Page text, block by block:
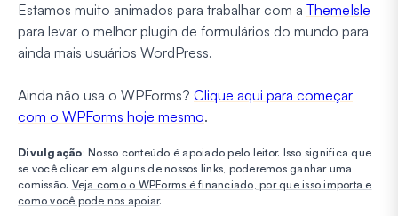
Estamos muito animados para trabalhar com a ThemeIsle
para levar o melhor plugin de formulários do mundo para
ainda mais usuários WordPress.
Ainda não usa o WPForms? Clique aqui para começar
com o WPForms hoje mesmo.
Divulgação: Nosso conteúdo é apoiado pelo leitor. Isso significa que
se você clicar em alguns de nossos links, poderemos ganhar uma
comissão. Veja como o WPForms é financiado, por que isso importa e
como você pode nos apoiar.